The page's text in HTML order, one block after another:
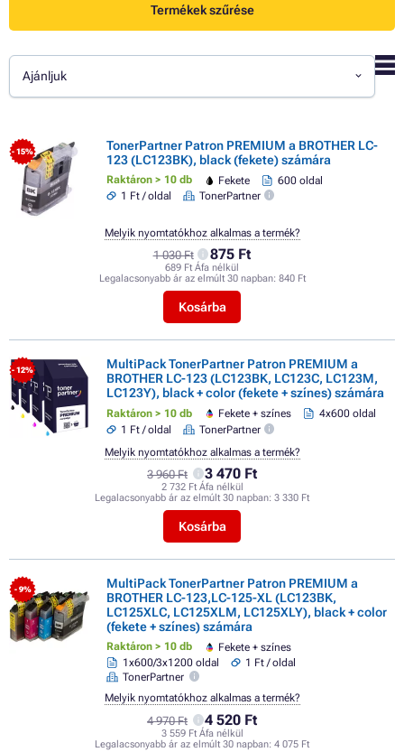
Termékek szűrése
Ajánljuk
- 15%
TonerPartner Patron PREMIUM a BROTHER LC-
123 (LC123BK), black (fekete) számára
Raktáron > 10 db Fekete
600 oldal
1 Ft / oldal
TonerPartner
1 030 Ft 875 Ft
689 Ft Áfa nélkül
Legalacsonyabb ár az elmúlt 30 napban: 840 Ft
Kosárba
Melyik nyomtatókhoz alkalmas a termék?
- 12%
MultiPack TonerPartner Patron PREMIUM a
BROTHER LC-123 (LC123BK, LC123C, LC123M,
LC123Y), black + color (fekete + színes) számára
Raktáron > 10 db Fekete + színes
4x600 oldal
1 Ft / oldal
TonerPartner
3 960 Ft 3 470 Ft
2 732 Ft Áfa nélkül
Legalacsonyabb ár az elmúlt 30 napban: 3 330 Ft
Kosárba
Melyik nyomtatókhoz alkalmas a termék?
- 9%
MultiPack TonerPartner Patron PREMIUM a
BROTHER LC-123,LC-125-XL (LC123BK,
LC125XLC, LC125XLM, LC125XLY), black + color
(fekete + színes) számára
Raktáron > 10 db
Fekete + színes
1x600/3x1200 oldal
1 Ft / oldal
TonerPartner
4 970 Ft 4 520 Ft
3 559 Ft Áfa nélkül
Legalacsonyabb ár az elmúlt 30 napban: 4 075 Ft
Melyik nyomtatókhoz alkalmas a termék?